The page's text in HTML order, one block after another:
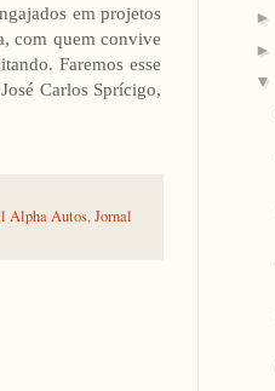
em projetos
com quem convive
Faremos esse
Carlos Sprícigo,
Alpha Autos,Jornal
►
►
▼